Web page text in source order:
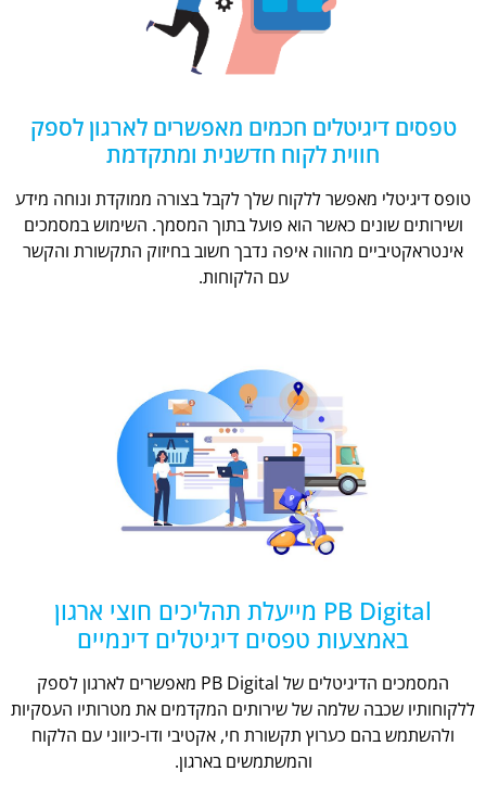
טפסים דיגיטלים חכמים מאפשרים לארגון לספק
חווית לקוח חדשנית ומתקדמת
טופס דיגיטלי מאפשר ללקוח שלך לקבל בצורה ממוקדת ונוחה מידע
ושירותים שונים כאשר הוא פועל בתוך המסמך. השימוש במסמכים
אינטראקטיביים מהווה איפה נדבך חשוב בחיזוק התקשורת והקשר
עם הלקוחות.
PB Digital מייעלת תהליכים חוצי ארגון
באמצעות טפסים דיגיטלים דינמיים
המסמכים הדיגיטלים של PB Digital מאפשרים לארגון לספק
ללקוחותיו שכבה שלמה של שירותים המקדמים את מטרותיו העסקיות
ולהשתמש בהם כערוץ תקשורת חי, אקטיבי ודו-כיווני עם הלקוח
והמשתמשים בארגון.